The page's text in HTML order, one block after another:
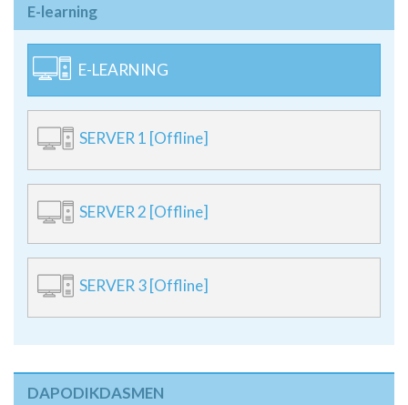
E-learning
E-LEARNING
SERVER 1 [Offline]
SERVER 2 [Offline]
SERVER 3 [Offline]
DAPODIKDASMEN